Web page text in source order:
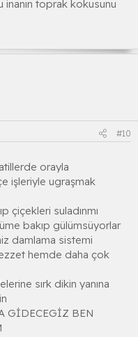
inanın toprak kokusunu
#10
orayla
işleriyle ugraşmak
çiçekleri suladınmı
bakıp gülümsüyorlar
damlama sistemi
hemde daha çok
sırk dikin yanına
GİDECEGİZ BEN